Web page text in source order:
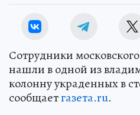
Сотрудники
нашли в одной из
колонну украденных в
сообщаетгазета.ru.